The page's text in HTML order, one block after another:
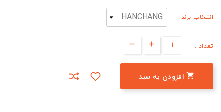
انتخاب برند :
تعداد :
 افزودن به سبد